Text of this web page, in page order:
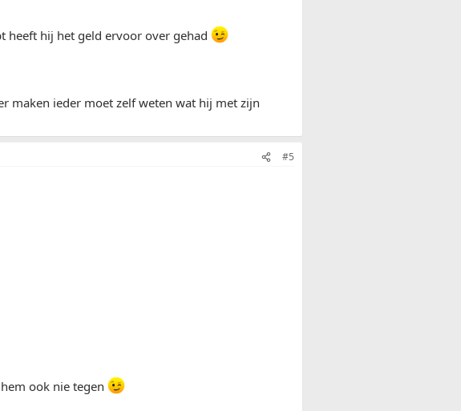
heeft hij het geld ervoor over gehad
maken ieder moet zelf weten wat hij met zijn
#5
ook nie tegen